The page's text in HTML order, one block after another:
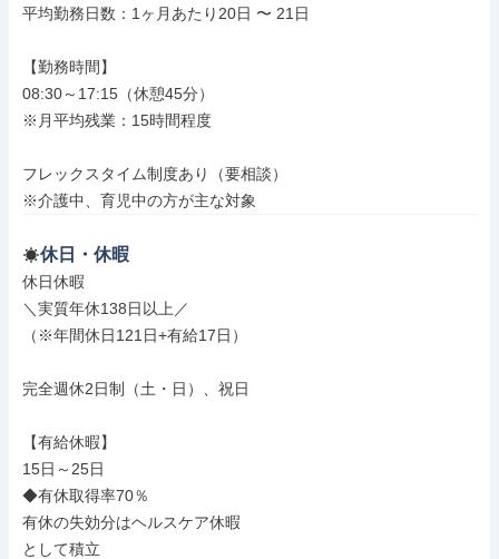
平均勤務日数：1ヶ月あたり20日 〜 21日
【勤務時間】
08:30～17:15（休憩45分）
※月平均残業：15時間程度
フレックスタイム制度あり（要相談）
※介護中、育児中の方が主な対象
休日・休暇
休日休暇
＼実質年休138日以上／
（※年間休日121日+有給17日）
完全週休2日制（土・日）、祝日
【有給休暇】
15日～25日
◆有休取得率70％
有休の失効分はヘルスケア休暇
として積立